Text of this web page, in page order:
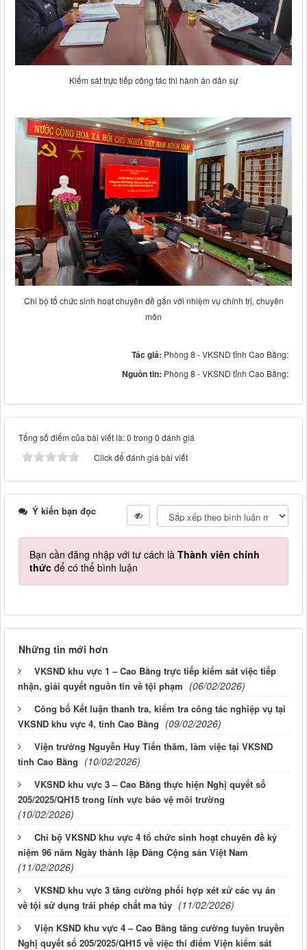
Kiểm sát trực tiếp công tác thi hành án dân sự
Chi bộ tổ chức sinh hoạt chuyên đề gắn với nhiệm vụ chính trị, chuyên
môn
Tác giả: Phòng 8 - VKSND tỉnh Cao Bằng:
Nguồn tin: Phòng 8 - VKSND tỉnh Cao Bằng:
Tổng số điểm của bài viết là: 0 trong 0 đánh giá
Click để đánh giá bài viết
Ý kiến bạn đọc
Bạn cần đăng nhập với tư cách là Thành viên chính
thức để có thể bình luận
Những tin mới hơn
VKSND khu vực 1 – Cao Bằng trực tiếp kiểm sát việc tiếp
nhận, giải quyết nguồn tin về tội phạm (06/02/2026)
Công bố Kết luận thanh tra, kiểm tra công tác nghiệp vụ tại
VKSND khu vực 4, tỉnh Cao Bằng (09/02/2026)
Viện trưởng Nguyễn Huy Tiến thăm, làm việc tại VKSND
tỉnh Cao Bằng (10/02/2026)
VKSND khu vực 3 – Cao Bằng thực hiện Nghị quyết số
205/2025/QH15 trong lĩnh vực bảo vệ môi trường
(10/02/2026)
Chi bộ VKSND khu vực 4 tổ chức sinh hoạt chuyên đề kỷ
niệm 96 năm Ngày thành lập Đảng Cộng sản Việt Nam
(11/02/2026)
VKSND khu vực 3 tăng cường phối hợp xét xử các vụ án
về tội sử dụng trái phép chất ma túy (11/02/2026)
Viện KSND khu vực 4 – Cao Bằng tăng cường tuyên truyền
Nghị quyết số 205/2025/QH15 về việc thí điểm Viện kiểm sát